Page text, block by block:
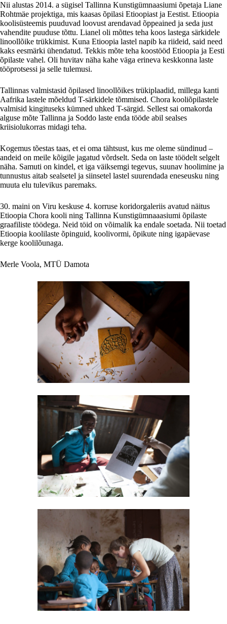
Nii alustas 2014. a sügisel Tallinna Kunstigümnaasiumi õpetaja Liane
Rohtmäe projektiga, mis kaasas õpilasi Etioopiast ja Eestist. Etioopia
koolisüsteemis puuduvad loovust arendavad õppeained ja seda just
vahendite puuduse tõttu. Lianel oli mõttes teha koos lastega särkidele
linoollõike trükkimist. Kuna Etioopia lastel napib ka riideid, said need
kaks eesmärki ühendatud. Tekkis mõte teha koostööd Etioopia ja Eesti
õpilaste vahel. Oli huvitav näha kahe väga erineva keskkonna laste
tööprotsessi ja selle tulemusi.
Tallinnas valmistasid õpilased linoollõikes trükiplaadid, millega kanti
Aafrika lastele mõeldud T-särkidele tõmmised. Chora kooliõpilastele
valmisid kingituseks kümned uhked T-särgid. Sellest sai omakorda
alguse mõte Tallinna ja Soddo laste enda tööde abil sealses
kriisiolukorras midagi teha.
Kogemus tõestas taas, et ei oma tähtsust, kus me oleme sündinud –
andeid on meile kõigile jagatud võrdselt. Seda on laste töödelt selgelt
näha. Samuti on kindel, et iga väiksemgi tegevus, suunav hoolimine ja
tunnustus aitab sealsetel ja siinsetel lastel suurendada eneseusku ning
muuta elu tulevikus paremaks.
30. maini on Viru keskuse 4. korruse koridorgaleriis avatud näitus
Etioopia Chora kooli ning Tallinna Kunstigümnaaasiumi õpilaste
graafiliste töödega. Neid töid on võimalik ka endale soetada. Nii toetad
Etioopia koolilaste õpinguid, koolivormi, õpikute ning igapäevase
kerge koolilõunaga.
Merle Voola, MTÜ Damota